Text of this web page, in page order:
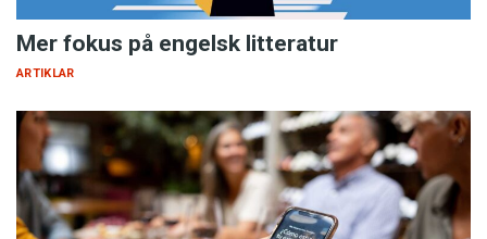
Mer fokus på engelsk litteratur
ARTIKLAR